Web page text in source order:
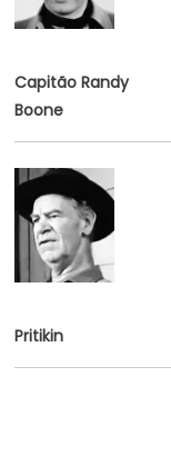
Capitão Randy
Boone
Pritikin